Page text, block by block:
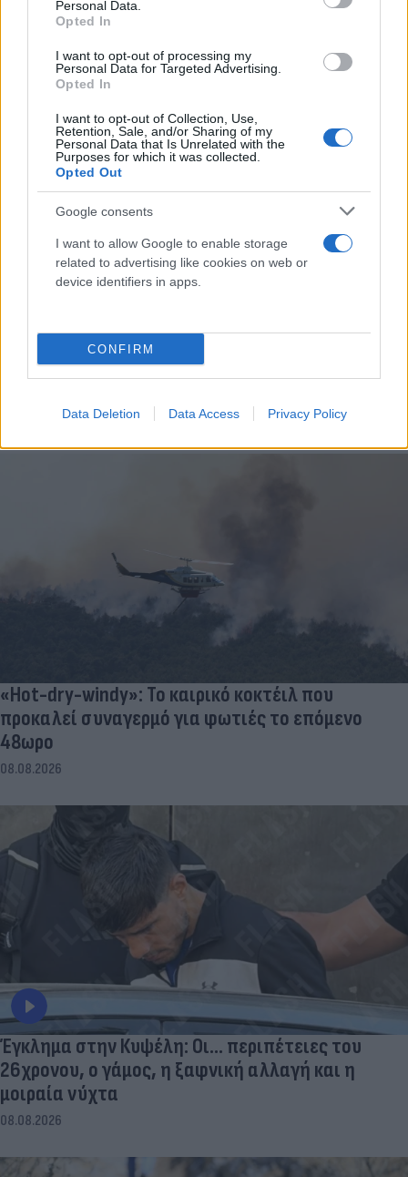
Personal Data.
Opted In
I want to opt-out of processing my
Personal Data for Targeted Advertising.
Opted In
I want to opt-out of Collection, Use,
Retention, Sale, and/or Sharing of my
Personal Data that Is Unrelated with the
Purposes for which it was collected.
Opted Out
Google consents
I want to allow Google to enable storage
related to advertising like cookies on web or
device identifiers in apps.
CONFIRM
Data Deletion Data Access Privacy Policy
Προκλητικός Φιντάν για το Κυπριακό: «Η
στρατιώτες»
08.08.2026
«Hot-dry-windy»: Το καιρικό κοκτέιλ που
προκαλεί συναγερμό για φωτιές το επόμενο
48ωρο
08.08.2026
Έγκλημα στην Κυψέλη: Οι... περιπέτειες του
26χρονου, ο γάμος, η ξαφνική αλλαγή και η
μοιραία νύχτα
08.08.2026